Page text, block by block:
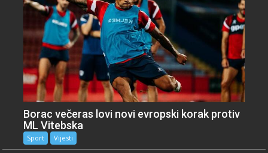
Borac večeras lovi novi evropski korak protiv
ML Vitebska
Sport Vijesti